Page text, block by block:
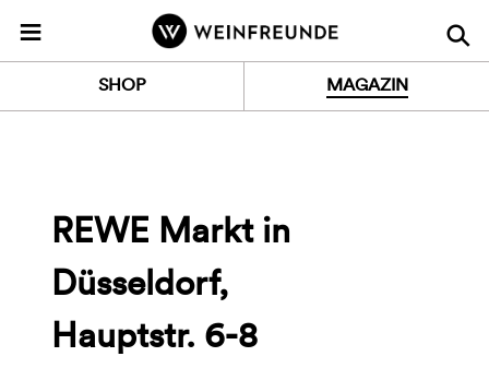
≡
Z
u
r
t
i
t
e
SHOP MAGAZIN
REWE Markt in
Düsseldorf,
Hauptstr. 6-8